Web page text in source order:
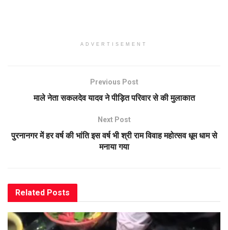
ADVERTISEMENT
Previous Post
माले नेता सकलदेव यादव ने पीड़ित परिवार से की मुलाकात
Next Post
पुरनानगर में हर वर्ष की भांति इस वर्ष भी श्री राम विवाह महोत्सव धूम धाम से
मनाया गया
Related Posts